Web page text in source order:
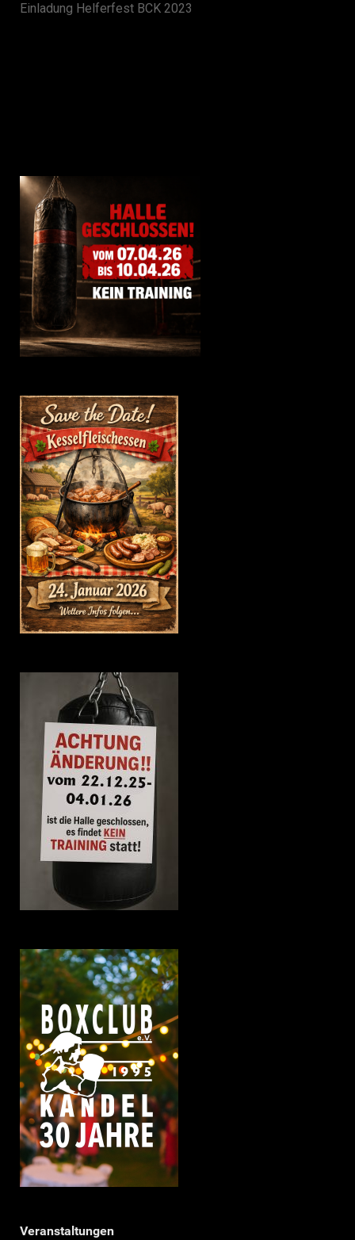
Einladung Helferfest BCK 2023
Veranstaltungen